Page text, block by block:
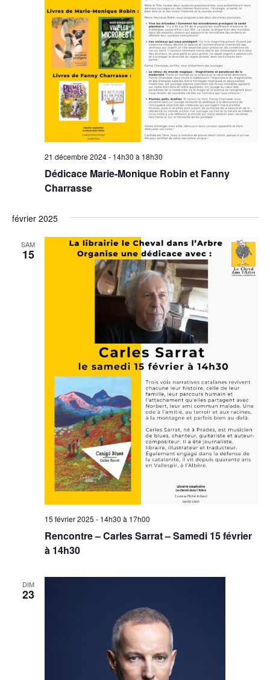
Dédicace Marie-Monique Robin et Fanny
Charrasse
21 décembre 2024 - 14h30 à 18h30
février 2025
SAM
15
Rencontre – Carles Sarrat – Samedi 15 février
à 14h30
15 février 2025 - 14h30 à 17h00
DIM
23